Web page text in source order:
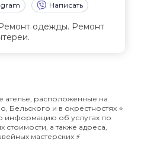
Написать
одежды. Ремонт
расположенные на
Бельского и в окрестностях ⭐️
информацию об услугах по
а также адреса,
мастерских ⚡️